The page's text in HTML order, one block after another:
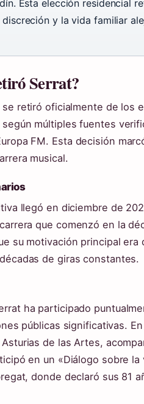
Esta elección residencial
y la vida familiar
Serrat?
se retiró oficialmente de los
múltiples fuentes
FM. Esta decisión
musical.
llegó en diciembre de
que comenzó en la
su motivación principal era
de giras constantes.
ha participado
públicas significativas.
de las Artes,
en un «Diálogo sobre la
donde declaró sus 81